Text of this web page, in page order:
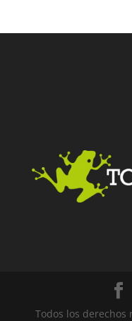
Todos los derechos